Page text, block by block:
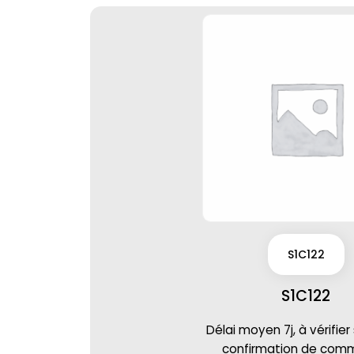
S1C122
S1C122
Délai moyen 7j, à
confirmation de